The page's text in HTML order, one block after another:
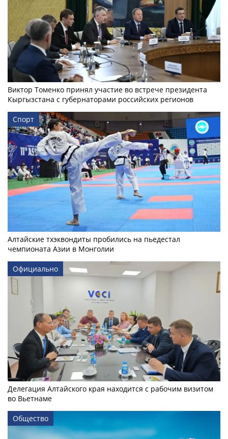
Виктор Томенко принял участие во встрече президента
Кыргызстана с губернаторами российских регионов
Спорт
Алтайские тхэквондиты пробились на пьедестал
чемпионата Азии в Монголии
Официально
Делегация Алтайского края находится с рабочим визитом
во Вьетнаме
Общество